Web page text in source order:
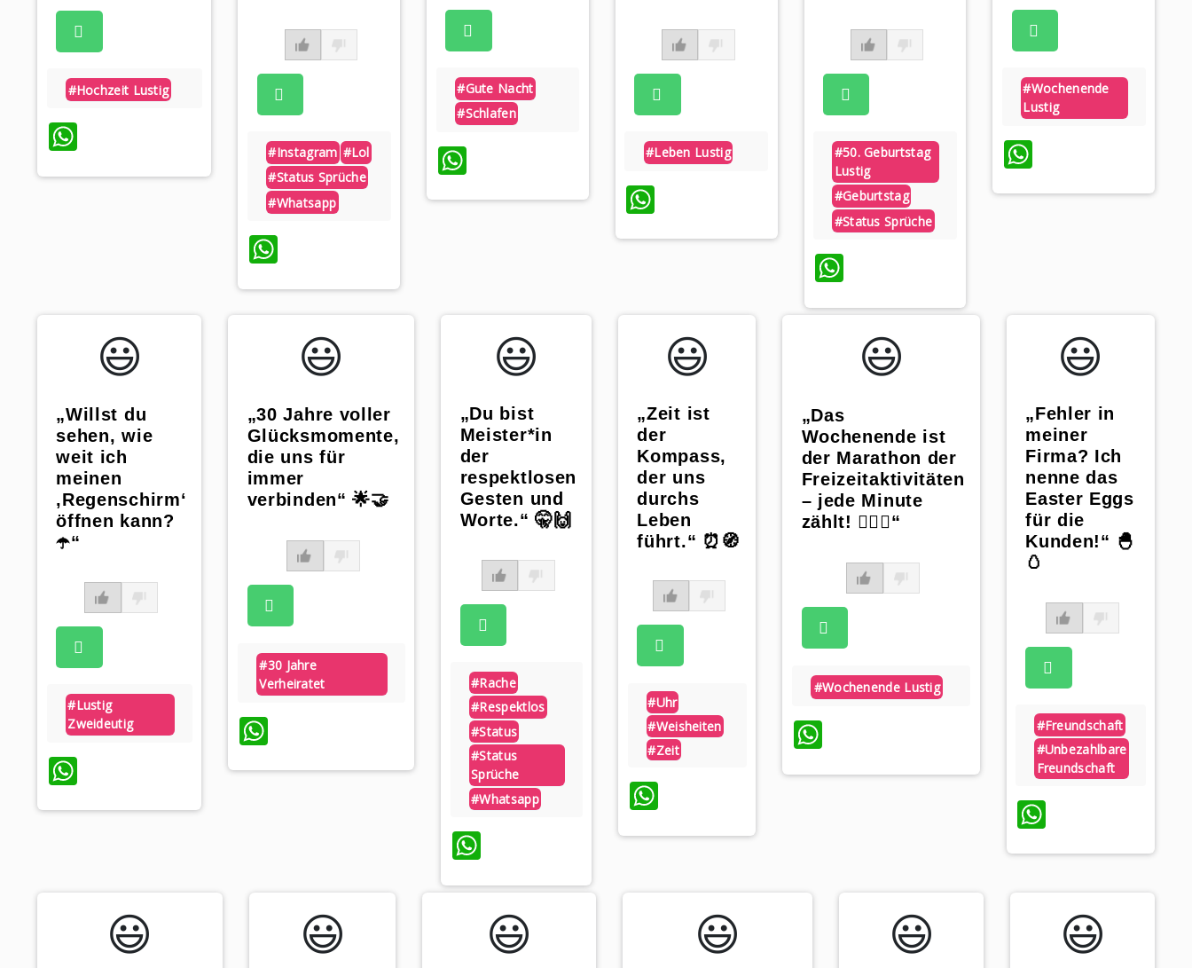
#hochzeit Lustig
WhatsApp #instagram #lol
#status Sprüche
#whatsapp
WhatsApp
#gute Nacht
#schlafen
WhatsApp #leben Lustig
#50. Geburtstag
Lustig
#geburtstag
#status Sprüche
#wochenende
Lustig
WhatsApp
😃️
„Willst du
sehen, wie
weit ich
meinen
‚Regenschirm‘
öffnen kann?
☂️“
#lustig
Zweideutig
WhatsApp
😃️
„30 Jahre voller
Glücksmomente,
die uns für
immer
verbinden“ 🌟🤝
#30 Jahre
Verheiratet
WhatsApp
😃️
„Du bist
Meister*in
der
respektlosen
Gesten und
Worte.“ 🤫🙌
#rache
#respektlos
#status
#status
Sprüche
#whatsapp
WhatsApp
😃️
„Zeit ist
der
Kompass,
der uns
durchs
Leben
führt.“ ⏰🧭
#uhr
#weisheiten
#zeit
WhatsApp
😃️
„Das
Wochenende ist
der Marathon der
Freizeitaktivitäten
– jede Minute
zählt! 🏃‍♀️⏰“
#wochenende Lustig
WhatsApp
😃️
„Fehler in
meiner
Firma? Ich
nenne das
Easter Eggs
für die
Kunden!“ 🐣
🥚
#freundschaft
#unbezahlbare
Freundschaft
😃️ 😃️ 😃️ 😃️ 😃️ 😃️